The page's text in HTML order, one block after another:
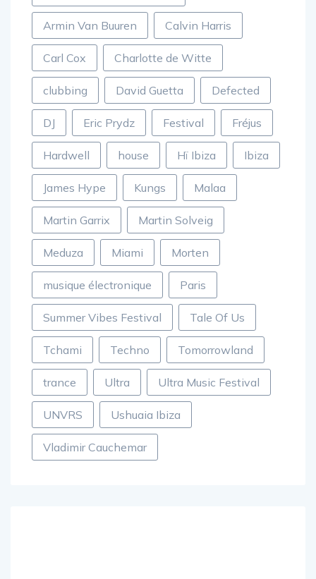
Amsterdam Dance Event
Armin Van Buuren Calvin Harris
Carl Cox Charlotte de Witte
clubbing David Guetta Defected
DJ Eric Prydz Festival Fréjus
Hardwell house Hï Ibiza Ibiza
James Hype Kungs Malaa
Martin Garrix Martin Solveig
Meduza Miami Morten
musique électronique Paris
Summer Vibes Festival Tale Of Us
Tchami Techno Tomorrowland
trance Ultra Ultra Music Festival
UNVRS Ushuaia Ibiza
Vladimir Cauchemar